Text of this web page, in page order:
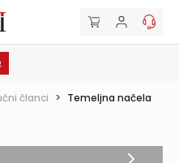
članci > Temeljna načela